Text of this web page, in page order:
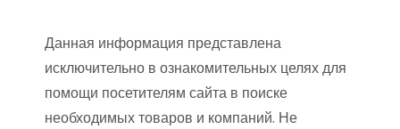
Данная информация представлена
исключительно в ознакомительных целях для
помощи посетителям сайта в поиске
необходимых товаров и компаний. Не